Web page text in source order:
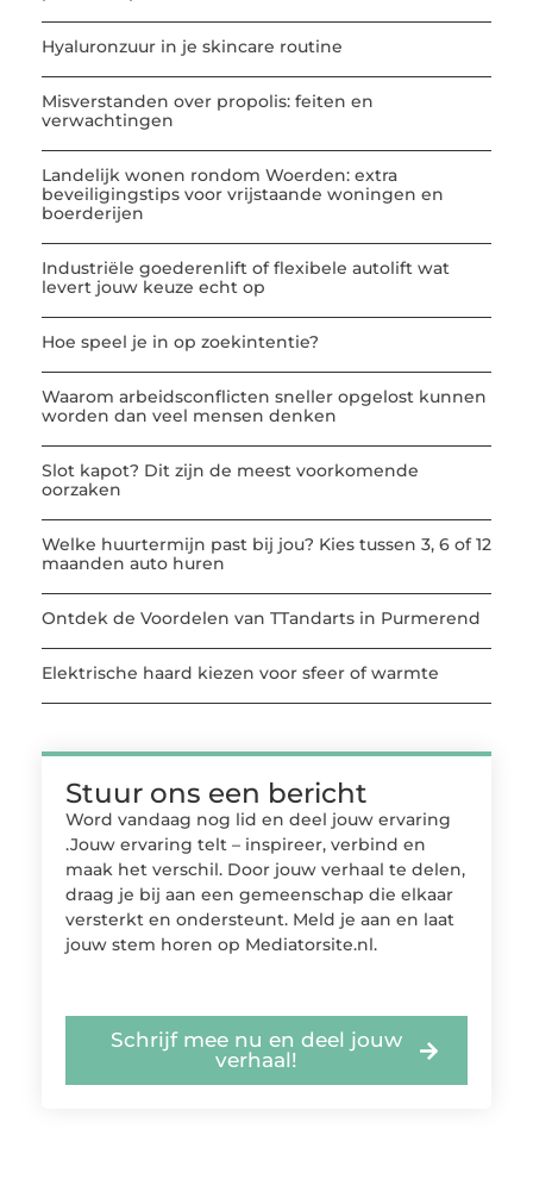
Hyaluronzuur in je skincare routine
Misverstanden over propolis: feiten en
verwachtingen
Landelijk wonen rondom Woerden: extra
beveiligingstips voor vrijstaande woningen en
boerderijen
Industriële goederenlift of flexibele autolift wat
levert jouw keuze echt op
Hoe speel je in op zoekintentie?
Waarom arbeidsconflicten sneller opgelost kunnen
worden dan veel mensen denken
Slot kapot? Dit zijn de meest voorkomende
oorzaken
Welke huurtermijn past bij jou? Kies tussen 3, 6 of 12
maanden auto huren
Ontdek de Voordelen van TTandarts in Purmerend
Elektrische haard kiezen voor sfeer of warmte
Stuur ons een bericht
Word vandaag nog lid en deel jouw ervaring
.Jouw ervaring telt – inspireer, verbind en
maak het verschil. Door jouw verhaal te delen,
draag je bij aan een gemeenschap die elkaar
versterkt en ondersteunt. Meld je aan en laat
jouw stem horen op Mediatorsite.nl.
Schrijf mee nu en deel jouw
verhaal!